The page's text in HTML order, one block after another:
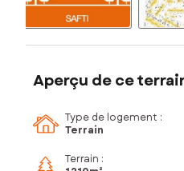
Aperçu de ce
Type de logement :
Terrain
Terrain :